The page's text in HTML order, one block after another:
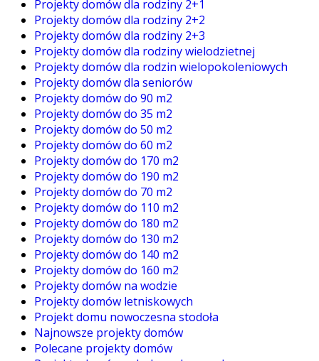
Projekty domów dla rodziny 2+1
Projekty domów dla rodziny 2+2
Projekty domów dla rodziny 2+3
Projekty domów dla rodziny wielodzietnej
Projekty domów dla rodzin wielopokoleniowych
Projekty domów dla seniorów
Projekty domów do 90 m2
Projekty domów do 35 m2
Projekty domów do 50 m2
Projekty domów do 60 m2
Projekty domów do 170 m2
Projekty domów do 190 m2
Projekty domów do 70 m2
Projekty domów do 110 m2
Projekty domów do 180 m2
Projekty domów do 130 m2
Projekty domów do 140 m2
Projekty domów do 160 m2
Projekty domów na wodzie
Projekty domów letniskowych
Projekt domu nowoczesna stodoła
Najnowsze projekty domów
Polecane projekty domów